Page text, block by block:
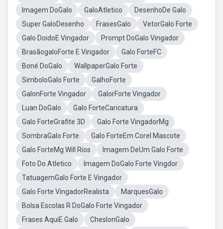
Imagem DoGalo GaloAtletico
DesenhoDe Galo
Super GaloDesenho
FrasesGalo
VetorGalo Forte
Galo DoidoE Vingador
Prompt DoGalo Vingador
BrasãogaloForte E Vingador
Galo ForteFC
Boné DoGalo
WallpaperGalo Forte
SimboloGalo Forte
GalhoForte
GalonForte Vingador
GalorForte Vingador
Luan DoGalo
Galo ForteCaricatura
Galo ForteGrafite 3D
Galo Forte VingadorMg
SombraGalo Forte
Galo ForteEm Corel Mascote
Galo ForteMg Will Rios
Imagem DeUm Galo Forte
Foto Do Atletico
Imagem DoGalo Forte Vingdor
TatuagemGalo Forte E Vingador
Galo Forte VingadorRealista
MarquesGalo
Bolsa Escolas R DoGalo Forte Vingador
Frases AquiE Galo
CheslonGalo